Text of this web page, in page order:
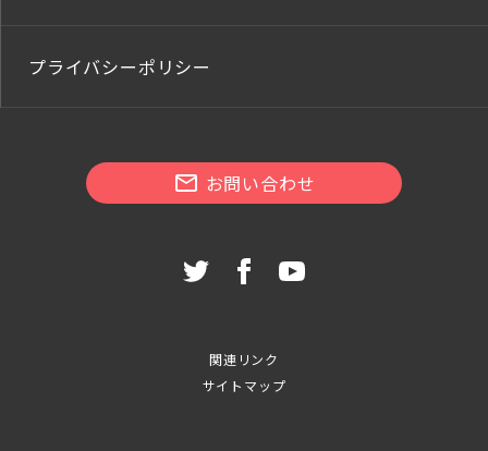
プライバシーポリシー
お問い合わせ
関連リンク
サイトマップ